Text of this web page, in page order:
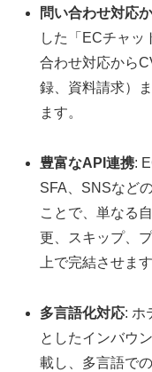
問い合わせ対応
した「ECチャッ
合わせ対応から
録、資料請求）
ます。
豊富なAPI連携:
SFA、SNSなど
ことで、単なる
更、スキップ、
上で完結させます
多言語化対応: ホ
としたインバウ
載し、多言語で